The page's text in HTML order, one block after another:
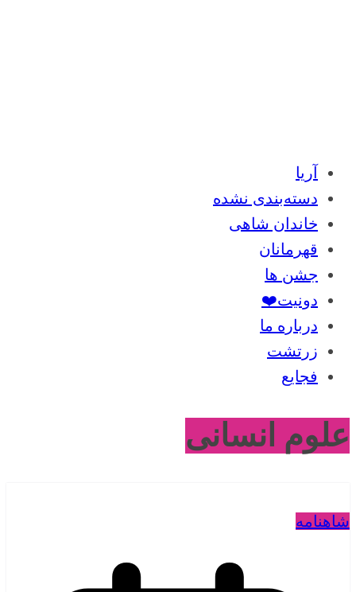
آریا
دسته‌بندی نشده
خاندان شاهی
قهرمانان
جشن ها
دونیت❤️
درباره ما
زرتشت
فجایع
علوم انسانی
شاهنامه